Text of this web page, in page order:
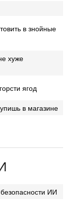
в знойные
хуже
ягод
в магазине
ИИ